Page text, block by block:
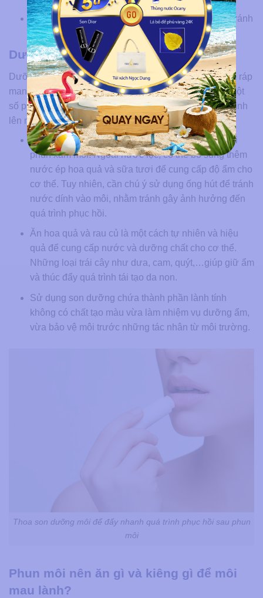
Trong suốt quá trình phục hồi sau phun môi, cần tránh
trang điểm, dùng son môi
Dưỡng ẩm
Dưỡng ẩm ngăn chặn tình trạng môi nhăn nheo và khô ráp
mang lại vẻ căng bóng và mịn màng cho đôi môi. Có một
số phương pháp cấp ẩm hiệu quả cho môi trong quá trình
lên màu sau khi phun môi mà bạn có thể áp dụng:
Tăng cường lượng nước uống hàng ngày sau khi
phun xăm môi. Ngoài nước lọc, có thể bổ sung thêm
nước ép hoa quả và sữa tươi để cung cấp độ ẩm cho
cơ thể. Tuy nhiên, cần chú ý sử dụng ống hút để tránh
nước dính vào môi, nhằm tránh gây ảnh hưởng đến
quá trình phục hồi.
Ăn hoa quả và rau củ là một cách tự nhiên và hiệu
quả để cung cấp nước và dưỡng chất cho cơ thể.
Những loại trái cây như dưa, cam, quýt,…giúp giữ ẩm
và thúc đẩy quá trình tái tạo da non.
Sử dụng son dưỡng chứa thành phần lành tính
không có chất tạo màu vừa làm nhiệm vụ dưỡng ẩm,
vừa bảo vệ môi trước những tác nhân từ môi trường.
Thoa son dưỡng môi để đẩy nhanh quá trình phục hồi sau phun
môi
Phun môi nên ăn gì và kiêng gì để môi
mau lành?